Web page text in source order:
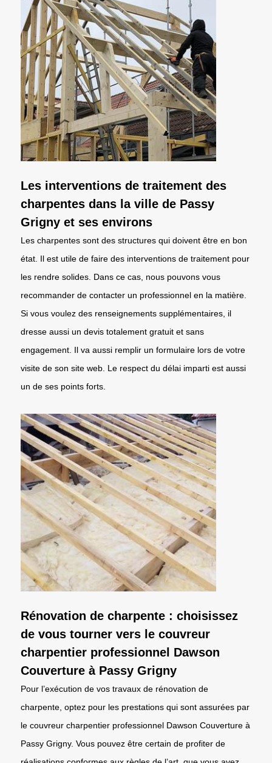
Les interventions de traitement des
charpentes dans la ville de Passy
Grigny et ses environs
Les charpentes sont des structures qui doivent être en bon
état. Il est utile de faire des interventions de traitement pour
les rendre solides. Dans ce cas, nous pouvons vous
recommander de contacter un professionnel en la matière.
Si vous voulez des renseignements supplémentaires, il
dresse aussi un devis totalement gratuit et sans
engagement. Il va aussi remplir un formulaire lors de votre
visite de son site web. Le respect du délai imparti est aussi
un de ses points forts.
Rénovation de charpente : choisissez
de vous tourner vers le couvreur
charpentier professionnel Dawson
Couverture à Passy Grigny
Pour l’exécution de vos travaux de rénovation de
charpente, optez pour les prestations qui sont assurées par
le couvreur charpentier professionnel Dawson Couverture à
Passy Grigny. Vous pouvez être certain de profiter de